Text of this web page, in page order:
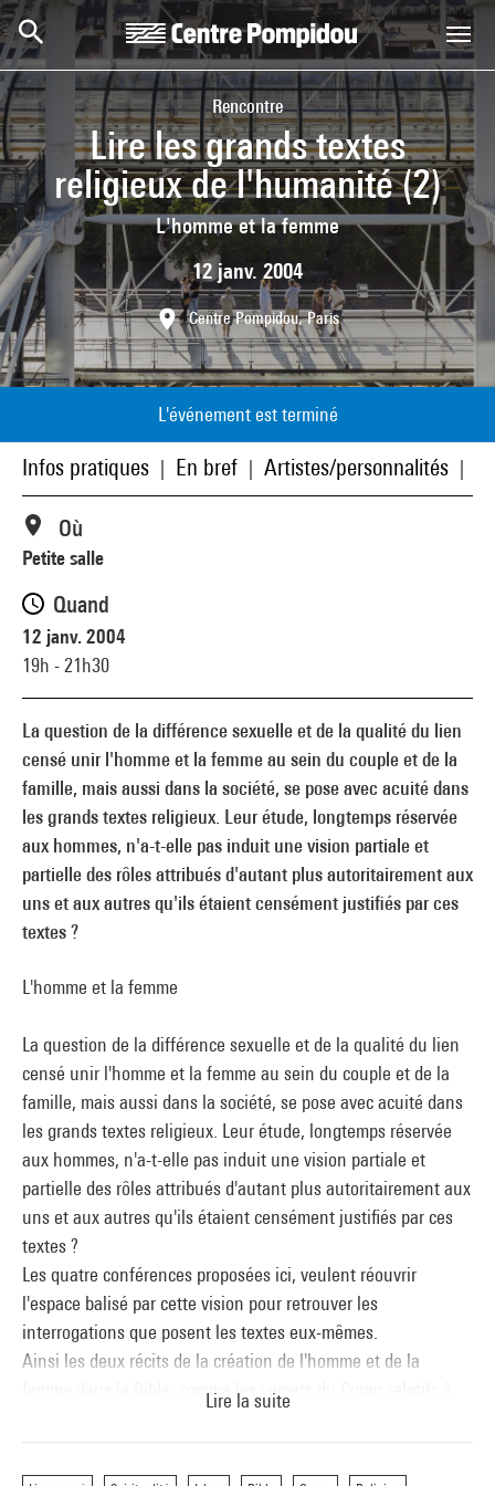
Aller au contenu principal
Centre Pompidou
Rencontre
Lire les grands textes
religieux de l'humanité (2)
L'homme et la femme
12 janv. 2004
Centre Pompidou, Paris
L'événement est terminé
Infos pratiques En bref Artistes/personnalités
La question de la différence sexuelle et de la qualité du lien
censé unir l'homme et la femme au sein du couple et de la
famille, mais aussi dans la société, se pose avec acuité dans
les grands textes religieux. Leur étude, longtemps réservée
aux hommes, n'a-t-elle pas induit une vision partiale et
partielle des rôles attribués d'autant plus autoritairement aux
uns et aux autres qu'ils étaient censément justifiés par ces
textes ?
L'homme et la femme
La question de la différence sexuelle et de la qualité du lien
censé unir l'homme et la femme au sein du couple et de la
famille, mais aussi dans la société, se pose avec acuité dans
les grands textes religieux. Leur étude, longtemps réservée
aux hommes, n'a-t-elle pas induit une vision partiale et
partielle des rôles attribués d'autant plus autoritairement aux
uns et aux autres qu'ils étaient censément justifiés par ces
textes ?
Les quatre conférences proposées ici, veulent réouvrir
l'espace balisé par cette vision pour retrouver les
interrogations que posent les textes eux-mêmes.
Ainsi les deux récits de la création de l'homme et de la
femme dans la Bible, comme les versets du Coran relatifs à
femme dans un destin marqué par la soumission de la
seconde aux prérogatives du premier. Les récits évangéliques
Lire la suite
Où
Petite salle
Quand
12 janv. 2004
19h - 21h30